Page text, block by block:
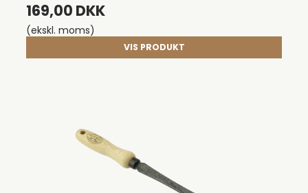
169,00 DKK
(ekskl. moms)
VIS PRODUKT